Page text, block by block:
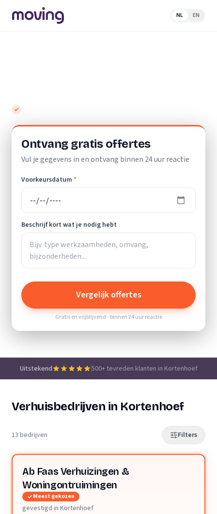
NL EN
Ontvang gratis offertes
Vul je gegevens in en ontvang binnen 24 uur reactie
Voorkeursdatum *
Beschrijf kort wat je nodig hebt
Vergelijk offertes
Gratis en vrijblijvend - binnen 24 uur reactie
Uitstekend 500+ tevreden klanten in Kortenhoef
Verhuisbedrijven in Kortenhoef
13 bedrijven Filters
Ab Faas Verhuizingen &
Woningontruimingen
Meest gekozen
gevestigd in Kortenhoef